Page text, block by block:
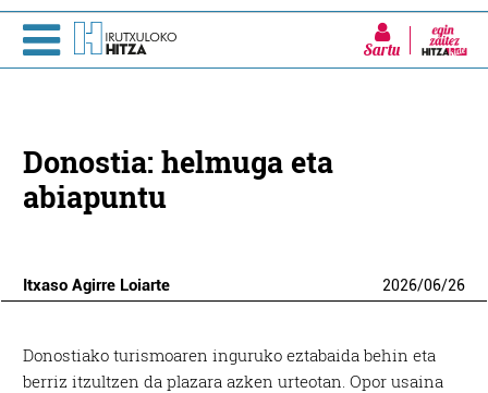
Sartu
Donostia: helmuga eta
abiapuntu
Itxaso Agirre Loiarte 2026/06/26
Donostiako turismoaren inguruko eztabaida behin eta
berriz itzultzen da plazara azken urteotan. Opor usaina